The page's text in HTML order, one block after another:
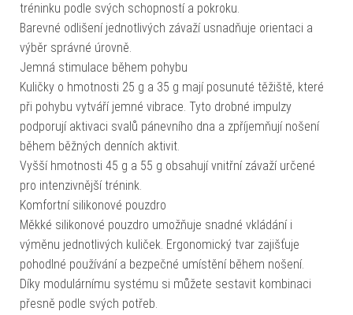
tréninku podle svých schopností a pokroku.
Barevné odlišení jednotlivých závaží usnadňuje orientaci a
výběr správné úrovně.
Jemná stimulace během pohybu
Kuličky o hmotnosti 25 g a 35 g mají posunuté těžiště, které
při pohybu vytváří jemné vibrace. Tyto drobné impulzy
podporují aktivaci svalů pánevního dna a zpříjemňují nošení
během běžných denních aktivit.
Vyšší hmotnosti 45 g a 55 g obsahují vnitřní závaží určené
pro intenzivnější trénink.
Komfortní silikonové pouzdro
Měkké silikonové pouzdro umožňuje snadné vkládání i
výměnu jednotlivých kuliček. Ergonomický tvar zajišťuje
pohodlné používání a bezpečné umístění během nošení.
Díky modulárnímu systému si můžete sestavit kombinaci
přesně podle svých potřeb.